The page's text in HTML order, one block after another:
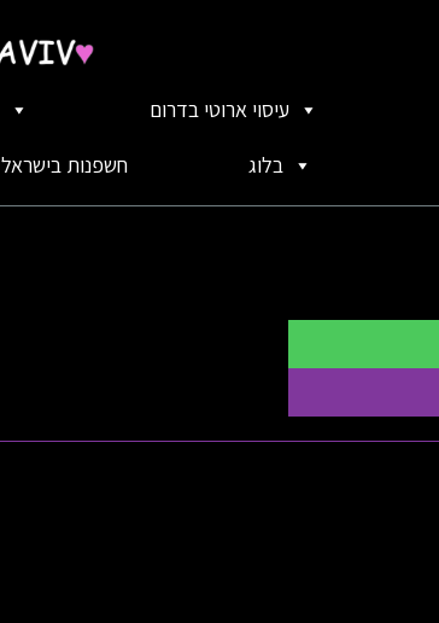
עיסוי ארוטי בדרום
חשפנות בישראל בלוג